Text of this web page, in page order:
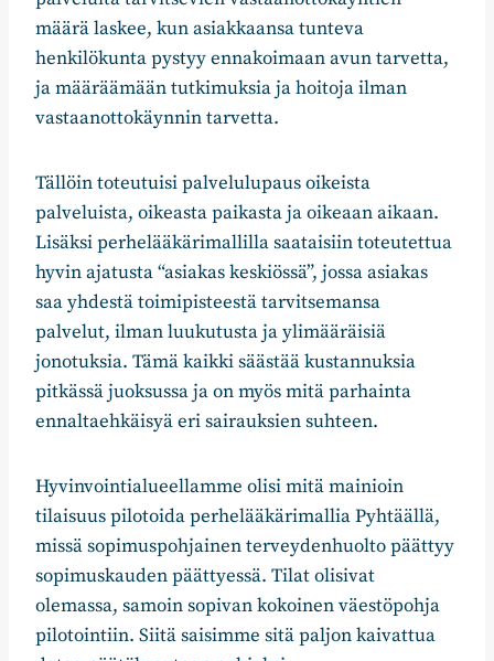
määrä laskee, kun asiakkaansa tunteva
henkilökunta pystyy ennakoimaan avun tarvetta,
ja määräämään tutkimuksia ja hoitoja ilman
vastaanottokäynnin tarvetta.
Tällöin toteutuisi palvelulupaus oikeista
palveluista, oikeasta paikasta ja oikeaan aikaan.
Lisäksi perhelääkärimallilla saataisiin toteutettua
hyvin ajatusta “asiakas keskiössä”, jossa asiakas
saa yhdestä toimipisteestä tarvitsemansa
palvelut, ilman luukutusta ja ylimääräisiä
jonotuksia. Tämä kaikki säästää kustannuksia
pitkässä juoksussa ja on myös mitä parhainta
ennaltaehkäisyä eri sairauksien suhteen.
Hyvinvointialueellamme olisi mitä mainioin
tilaisuus pilotoida perhelääkärimallia Pyhtäällä,
missä sopimuspohjainen terveydenhuolto päättyy
sopimuskauden päättyessä. Tilat olisivat
olemassa, samoin sopivan kokoinen väestöpohja
pilotointiin. Siitä saisimme sitä paljon kaivattua